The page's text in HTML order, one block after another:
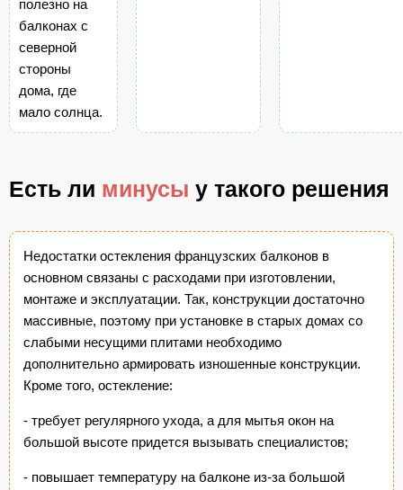
полезно на
балконах с
северной
стороны
дома, где
мало солнца.
Есть ли минусы у такого решения
Недостатки остекления французских балконов в
основном связаны с расходами при изготовлении,
монтаже и эксплуатации. Так, конструкции достаточно
массивные, поэтому при установке в старых домах со
слабыми несущими плитами необходимо
дополнительно армировать изношенные конструкции.
Кроме того, остекление:
- требует регулярного ухода, а для мытья окон на
большой высоте придется вызывать специалистов;
- повышает температуру на балконе из-за большой